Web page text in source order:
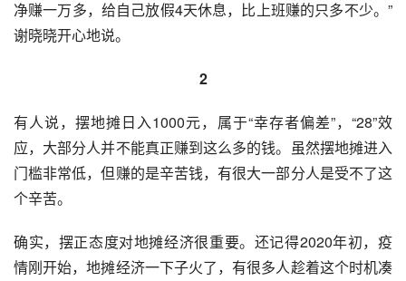
净赚一万多，给自己放假4天休息，比上班赚的只多不少。”
谢晓晓开心地说。
2
有人说，摆地摊日入1000元，属于“幸存者偏差”，“28”效
应，大部分人并不能真正赚到这么多的钱。虽然摆地摊进入
门槛非常低，但赚的是辛苦钱，有很大一部分人是受不了这
个辛苦。
确实，摆正态度对地摊经济很重要。还记得2020年初，疫
情刚开始，地摊经济一下子火了，有很多人趁着这个时机凑